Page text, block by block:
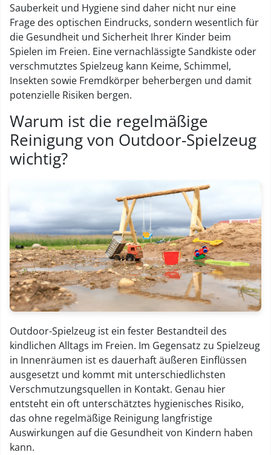
Sauberkeit und Hygiene sind daher nicht nur eine
Frage des optischen Eindrucks, sondern wesentlich für
die Gesundheit und Sicherheit Ihrer Kinder beim
Spielen im Freien. Eine vernachlässigte Sandkiste oder
verschmutztes Spielzeug kann Keime, Schimmel,
Insekten sowie Fremdkörper beherbergen und damit
potenzielle Risiken bergen.
Warum ist die regelmäßige
Reinigung von Outdoor-Spielzeug
wichtig?
Outdoor-Spielzeug ist ein fester Bestandteil des
kindlichen Alltags im Freien. Im Gegensatz zu Spielzeug
in Innenräumen ist es dauerhaft äußeren Einflüssen
ausgesetzt und kommt mit unterschiedlichsten
Verschmutzungsquellen in Kontakt. Genau hier
entsteht ein oft unterschätztes hygienisches Risiko,
das ohne regelmäßige Reinigung langfristige
Auswirkungen auf die Gesundheit von Kindern haben
kann.